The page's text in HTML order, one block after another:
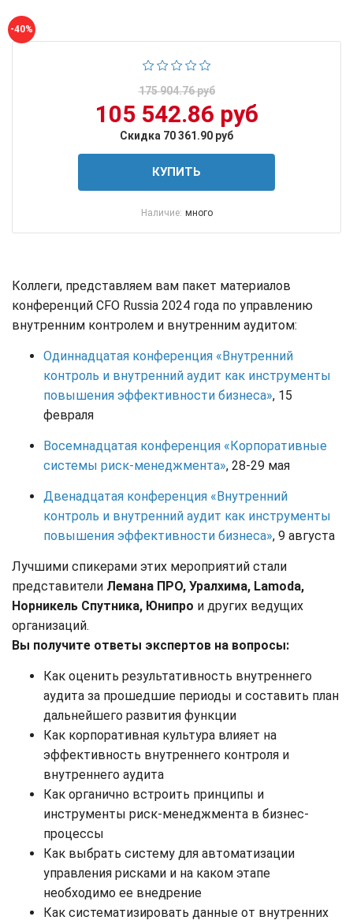
-40%
175 904.76 руб
105 542.86 руб
Скидка 70 361.90 руб
КУПИТЬ
Наличие: много
Коллеги, представляем вам пакет материалов
конференций CFO Russia 2024 года по управлению
внутренним контролем и внутренним аудитом:
Одиннадцатая конференция «Внутренний
контроль и внутренний аудит как инструменты
повышения эффективности бизнеса», 15
февраля
Восемнадцатая конференция «Корпоративные
системы риск-менеджмента», 28-29 мая
Двенадцатая конференция «Внутренний
контроль и внутренний аудит как инструменты
повышения эффективности бизнеса», 9 августа
Лучшими спикерами этих мероприятий стали
представители Лемана ПРО, Уралхима, Lamoda,
Норникель Спутника, Юнипро и других ведущих
организаций.
Вы получите ответы экспертов на вопросы:
Как оценить результативность внутреннего
аудита за прошедшие периоды и составить план
дальнейшего развития функции
Как корпоративная культура влияет на
эффективность внутреннего контроля и
внутреннего аудита
Как органично встроить принципы и
инструменты риск-менеджмента в бизнес-
процессы
Как выбрать систему для автоматизации
управления рисками и на каком этапе
необходимо ее внедрение
Как систематизировать данные от внутренних